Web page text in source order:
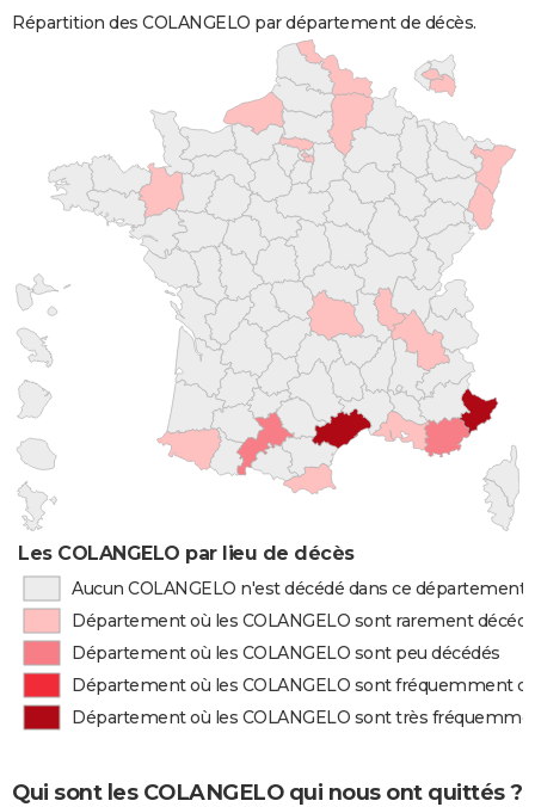
Répartition des COLANGELO par département de décès.
Les COLANGELO par lieu de décès
Aucun COLANGELO n'est décédé dans ce département
Département où les COLANGELO sont rarement
Département où les COLANGELO sont peu décédés
Département où les COLANGELO sont fréquemment
Département où les COLANGELO sont très
Qui sont les COLANGELO qui nous ont quittés ?